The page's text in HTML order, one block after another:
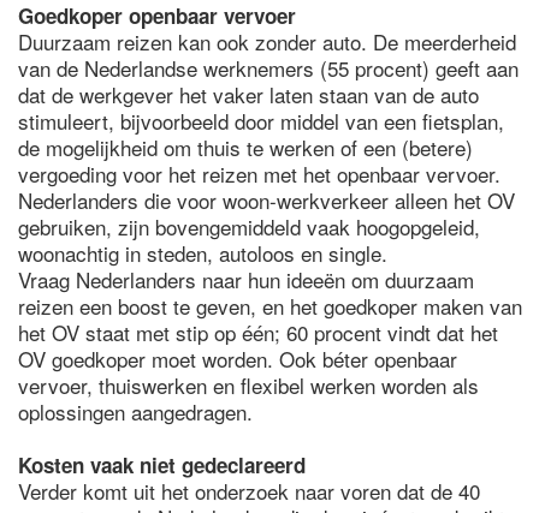
Goedkoper openbaar vervoer
Duurzaam reizen kan ook zonder auto. De meerderheid
van de Nederlandse werknemers (55 procent) geeft aan
dat de werkgever het vaker laten staan van de auto
stimuleert, bijvoorbeeld door middel van een fietsplan,
de mogelijkheid om thuis te werken of een (betere)
vergoeding voor het reizen met het openbaar vervoer.
Nederlanders die voor woon-werkverkeer alleen het OV
gebruiken, zijn bovengemiddeld vaak hoogopgeleid,
woonachtig in steden, autoloos en single.
Vraag Nederlanders naar hun ideeën om duurzaam
reizen een boost te geven, en het goedkoper maken van
het OV staat met stip op één; 60 procent vindt dat het
OV goedkoper moet worden. Ook béter openbaar
vervoer, thuiswerken en flexibel werken worden als
oplossingen aangedragen.
Kosten vaak niet gedeclareerd
Verder komt uit het onderzoek naar voren dat de 40